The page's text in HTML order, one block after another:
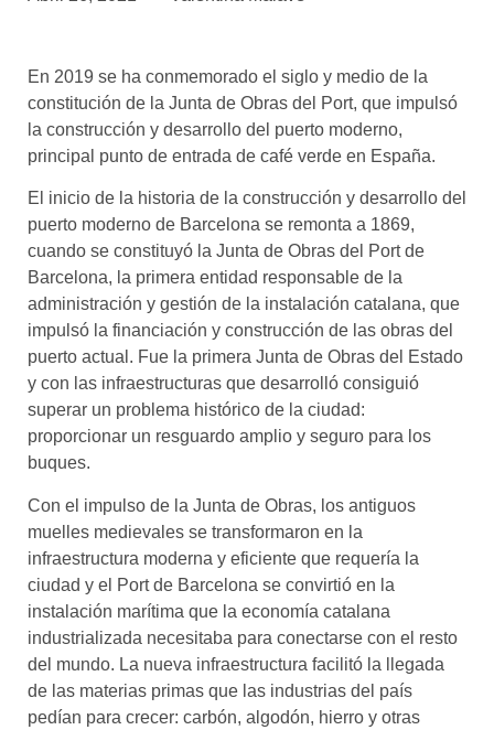
el café siempre tiene
algo nuevo que
enseñarnos
BOLSA DE TRABAJO
¡te imaginas vivir de tu pasión
CONTACTO
¡queremos saber
de ti!
En 2019 se ha conmemorado el siglo y medio de la
constitución de la Junta de Obras del Port, que impulsó
la construcción y desarrollo del puerto moderno,
principal punto de entrada de café verde en España.
El inicio de la historia de la construcción y desarrollo del
puerto moderno de Barcelona se remonta a 1869,
cuando se constituyó la Junta de Obras del Port de
Barcelona, la primera entidad responsable de la
administración y gestión de la instalación catalana, que
impulsó la financiación y construcción de las obras del
puerto actual. Fue la primera Junta de Obras del Estado
y con las infraestructuras que desarrolló consiguió
superar un problema histórico de la ciudad:
proporcionar un resguardo amplio y seguro para los
buques.
Con el impulso de la Junta de Obras, los antiguos
muelles medievales se transformaron en la
infraestructura moderna y eficiente que requería la
ciudad y el Port de Barcelona se convirtió en la
instalación marítima que la economía catalana
industrializada necesitaba para conectarse con el resto
del mundo. La nueva infraestructura facilitó la llegada
de las materias primas que las industrias del país
pedían para crecer: carbón, algodón, hierro y otras